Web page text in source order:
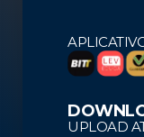
UPLOAD